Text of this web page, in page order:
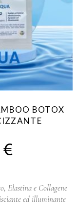
BOTOX
€
Elastina e Collagene
ed illuminante